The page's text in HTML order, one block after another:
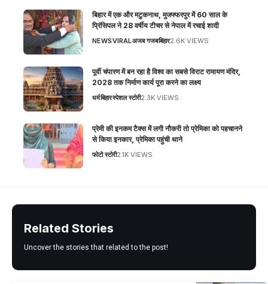
बिहार में एक और मटुकनाथ, मुजफ्फरपुर में 60 साल के
प्रिंसिपल ने 28 वर्षीय टीचर से नेपाल में रचाई शादी
NEWSVIRALअजब गजबबिहार2.6K VIEWS
पूर्वी चंपारण में बन रहा है विश्व का सबसे विराट रामायण मंदिर,
2028 तक निर्माण कार्य पूरा करने का लक्ष्य
धर्मबिहारस्पेशल स्टोरी2.3K VIEWS
प्रेमी की इनकम टैक्स में लगी नौकरी तो प्रेमिका को पहचानने
से किया इनकार, प्रेमिका पहुंची थाने
फोटो स्टोरी2.1K VIEWS
Related Stories
Uncover the stories that related to the post!